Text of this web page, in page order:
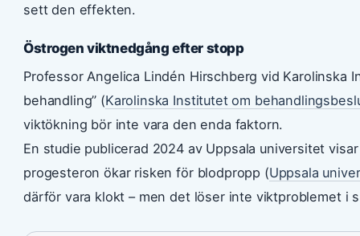
sett den effekten.
Östrogen viktnedgång efter stopp
Professor Angelica Lindén Hirschberg vid Karolinska
behandling” (Karolinska Institutet om
viktökning bör inte vara den enda faktorn.
En studie publicerad 2024 av Uppsala universitet
progesteron ökar risken för blodpropp (Uppsala
därför vara klokt – men det löser inte viktproblemet i